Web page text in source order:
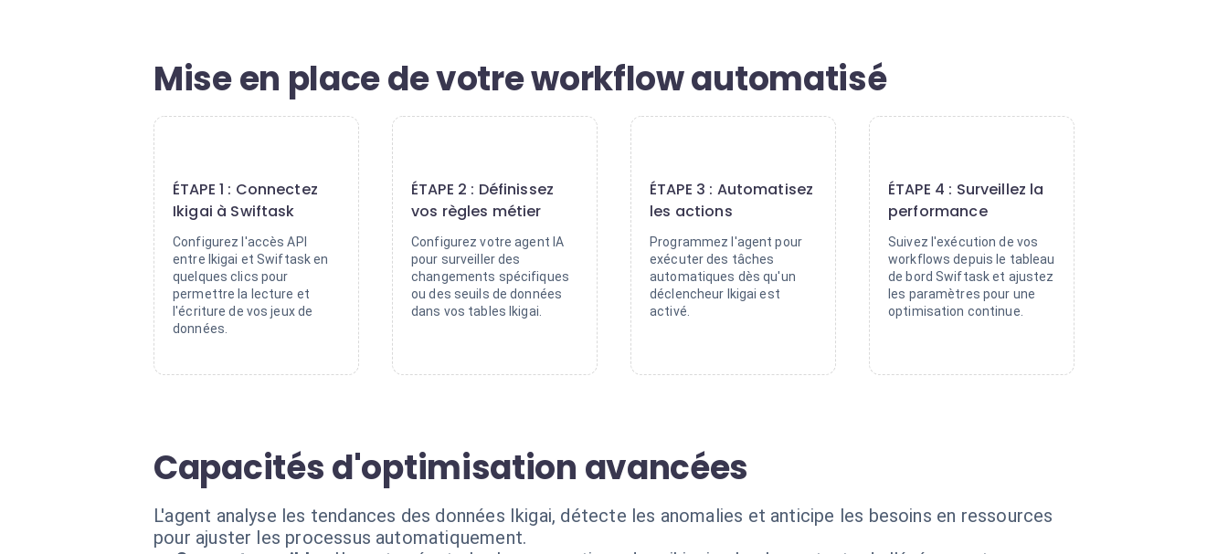
Mise en place de votre workflow automatisé
ÉTAPE 1 : Connectez
Ikigai à Swiftask
Configurez l'accès API
entre Ikigai et Swiftask en
quelques clics pour
permettre la lecture et
l'écriture de vos jeux de
données.
ÉTAPE 2 : Définissez
vos règles métier
Configurez votre agent IA
pour surveiller des
changements spécifiques
ou des seuils de données
dans vos tables Ikigai.
ÉTAPE 3 : Automatisez
les actions
Programmez l'agent pour
exécuter des tâches
automatiques dès qu'un
déclencheur Ikigai est
activé.
ÉTAPE 4 : Surveillez la
performance
Suivez l'exécution de vos
workflows depuis le tableau
de bord Swiftask et ajustez
les paramètres pour une
optimisation continue.
Capacités d'optimisation avancées
L'agent analyse les tendances des données Ikigai, détecte les anomalies et anticipe les besoins en ressources
pour ajuster les processus automatiquement.